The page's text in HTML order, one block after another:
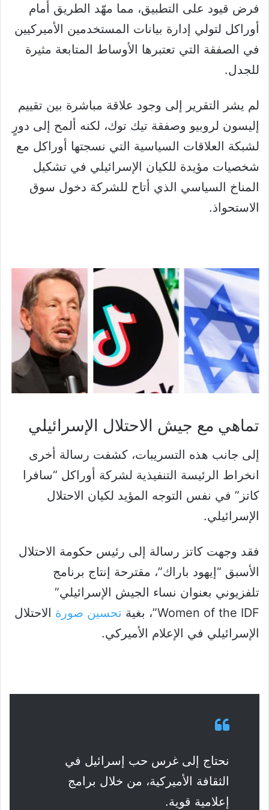
فرض قيود على التطبيق، مما مهّد الطريق أمام
أوراكل لتولي إدارة بيانات المستخدمين الأميركيين
في الصفقة التي تعتبرها الأوساط المتابعة مثيرة
للجدل.
لم يشر التقرير إلى وجود علاقة مباشرة بين تقييم
إليسون لروبيو وصفقة تيك توك، لكنه ألمح إلى دورٍ
لشبكة العلاقات السياسية التي نسجتها أوراكل مع
شخصيات مؤيدة للكيان الإسرائيلي في تشكيل
المناخ السياسي الذي أتاح للشركة دخول سوق
الاستحواذ.
تماهي مع جيش الاحتلال الإسرائيلي
إلى جانب هذه التسريبات، كشفت رسالة أخرى
انخراط الرئيسة التنفيذية لشركة أوراكل “سافرا
كاتز” في نفس التوجه المؤيد لكيان الاحتلال
الإسرائيلي.
فقد وجهت كاتز رسالة إلى رئيس حكومة الاحتلال
الأسبق “إيهود باراك”، مقترحة إنتاج برنامج
تلفزيوني بعنوان نساء الجيش الإسرائيلي”
Women of the IDF”، بغية
تحسين صورة الاحتلال
الإسرائيلي في الإعلام الأميركي.
نحتاج إلى غرس حب إسرائيل في
الثقافة الأميركية، من خلال برامج
إعلامية قوية.